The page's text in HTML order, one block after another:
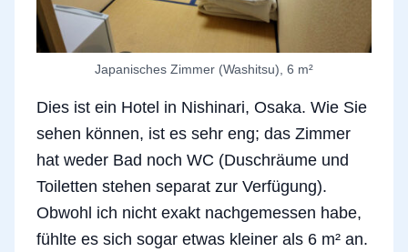
Japanisches Zimmer (Washitsu), 6 m²
Dies ist ein Hotel in Nishinari, Osaka. Wie Sie
sehen können, ist es sehr eng; das Zimmer
hat weder Bad noch WC (Duschräume und
Toiletten stehen separat zur Verfügung).
Obwohl ich nicht exakt nachgemessen habe,
fühlte es sich sogar etwas kleiner als 6 m² an.